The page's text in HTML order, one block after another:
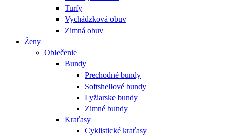
Turfy
Vychádzková obuv
Zimná obuv
Ženy
Oblečenie
Bundy
Prechodné bundy
Softshellové bundy
Lyžiarske bundy
Zimné bundy
Kraťasy
Cyklistické kraťasy